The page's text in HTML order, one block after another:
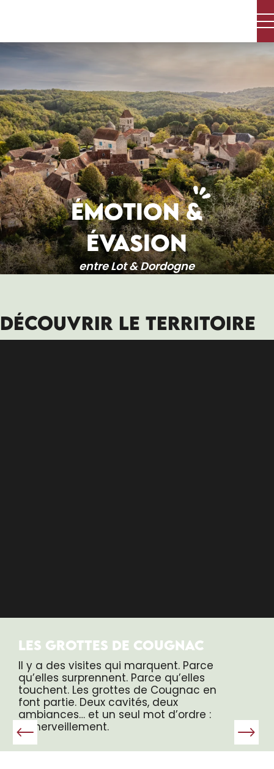
ÉMOTION &
ÉVASION
entre Lot & Dordogne
DÉCOUVRIR LE TERRITOIRE
LES GROTTES DE COUGNAC
Il y a des visites qui marquent. Parce
qu’elles surprennent. Parce qu’elles
touchent. Les grottes de Cougnac en
font partie. Deux cavités, deux
ambiances… et un seul mot d’ordre :
l’émerveillement.